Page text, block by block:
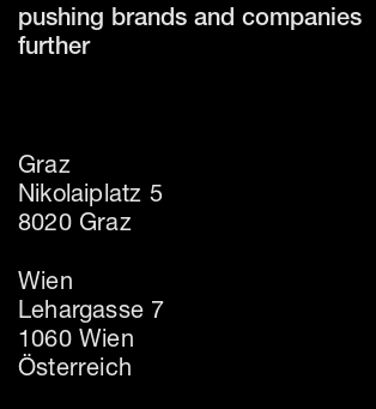
pushing brands and companies
further
Graz
Nikolaiplatz 5
8020 Graz
Wien
Lehargasse 7
1060 Wien
Österreich